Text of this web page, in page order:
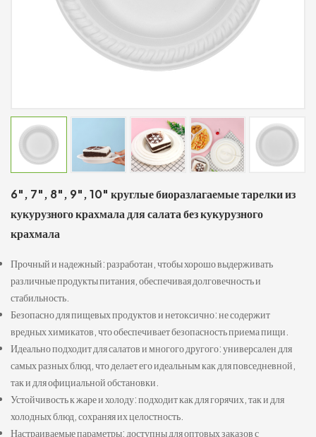
6", 7", 8", 9", 10" круглые биоразлагаемые тарелки из
кукурузного крахмала для салата без кукурузного
крахмала
Прочный и надежный: разработан, чтобы хорошо выдерживать
различные продукты питания, обеспечивая долговечность и
стабильность.
Безопасно для пищевых продуктов и нетоксично: не содержит
вредных химикатов, что обеспечивает безопасность приема пищи.
Идеально подходит для салатов и многого другого: универсален для
самых разных блюд, что делает его идеальным как для повседневной,
так и для официальной обстановки.
Устойчивость к жаре и холоду: подходит как для горячих, так и для
холодных блюд, сохраняя их целостность.
Настраиваемые параметры: доступны для оптовых заказов с